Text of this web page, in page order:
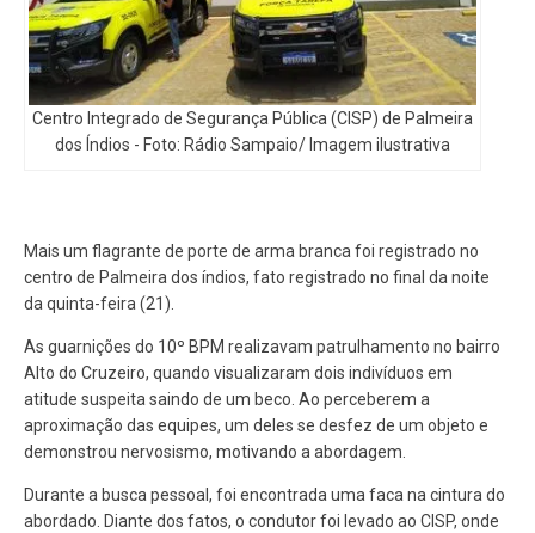
Centro Integrado de Segurança Pública (CISP) de Palmeira
dos Índios - Foto: Rádio Sampaio/ Imagem ilustrativa
Mais um flagrante de porte de arma branca foi registrado no
centro de Palmeira dos índios, fato registrado no final da noite
da quinta-feira (21).
As guarnições do 10º BPM realizavam patrulhamento no bairro
Alto do Cruzeiro, quando visualizaram dois indivíduos em
atitude suspeita saindo de um beco. Ao perceberem a
aproximação das equipes, um deles se desfez de um objeto e
demonstrou nervosismo, motivando a abordagem.
Durante a busca pessoal, foi encontrada uma faca na cintura do
abordado. Diante dos fatos, o condutor foi levado ao CISP, onde